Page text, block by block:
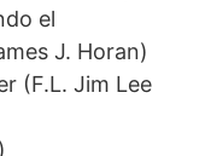
el
J. Horan)
(F.L. Jim Lee